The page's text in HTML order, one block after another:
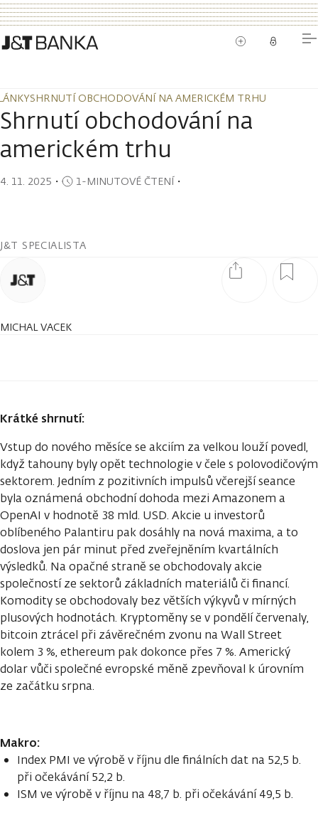
SHRNUTÍ OBCHODOVÁNÍ NA AMERICKÉM TRHU
SHRNUTÍ OBCHODOVÁNÍ NA AMERICKÉM TRHU
Shrnutí obchodování na
americkém trhu
4. 11. 2025 ・ 1-MINUTOVÉ ČTENÍ・
J&T SPECIALISTA
MICHAL VACEK
Krátké shrnutí:
Vstup do nového měsíce se akciím za velkou louží povedl,
když tahouny byly opět technologie v čele s polovodičovým
sektorem. Jedním z pozitivních impulsů včerejší seance
byla oznámená obchodní dohoda mezi Amazonem a
OpenAI v hodnotě 38 mld. USD. Akcie u investorů
oblíbeného Palantiru pak dosáhly na nová maxima, a to
doslova jen pár minut před zveřejněním kvartálních
výsledků. Na opačné straně se obchodovaly akcie
společností ze sektorů základních materiálů či financí.
Komodity se obchodovaly bez větších výkyvů v mírných
plusových hodnotách. Kryptoměny se v pondělí červenaly,
bitcoin ztrácel při závěrečném zvonu na Wall Street
kolem 3 %, ethereum pak dokonce přes 7 %. Americký
dolar vůči společné evropské měně zpevňoval k úrovním
ze začátku srpna.
Makro:
Index PMI ve výrobě v říjnu dle finálních dat na 52,5 b.
při očekávání 52,2 b.
ISM ve výrobě v říjnu na 48,7 b. při očekávání 49,5 b.